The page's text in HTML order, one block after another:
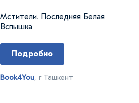
Мстители. Последняя Белая
Вспышка
Подробно
Book4You, г Ташкент